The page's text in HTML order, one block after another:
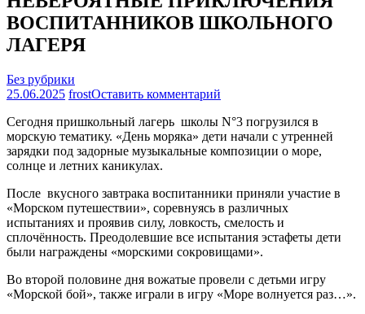
ВОСПИТАННИКОВ ШКОЛЬНОГО
ЛАГЕРЯ
Без рубрики
25.06.2025 frostОставить комментарий
ВОЛНУЕТСЯ
РАЗ
ИЛИ
ВОСПИТАННИКОВ
ШКОЛЬНОГО
ЛАГЕРЯ
Сегодня пришкольный лагерь школы N°3 погрузился в
морскую тематику. «День моряка» дети начали с утренней
зарядки под задорные музыкальные композиции о море,
солнце и летних каникулах.
После вкусного завтрака воспитанники приняли участие в
«Морском путешествии», соревнуясь в различных
испытаниях и проявив силу, ловкость, смелость и
сплочённость. Преодолевшие все испытания эстафеты дети
были награждены «морскими сокровищами».
Во второй половине дня вожатые провели с детьми игру
«Морской бой», также играли в игру «Море волнуется раз…».